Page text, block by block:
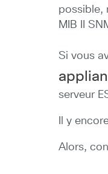
possible,
MIB II
Si vous
serveur
Il y
Alors,